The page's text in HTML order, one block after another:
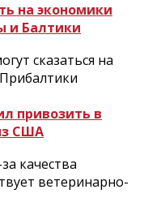
на экономики
и Балтики
сказаться на
привозить в
США
качества
ветеринарно-